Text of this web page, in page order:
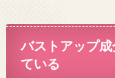
バストアップ
ている